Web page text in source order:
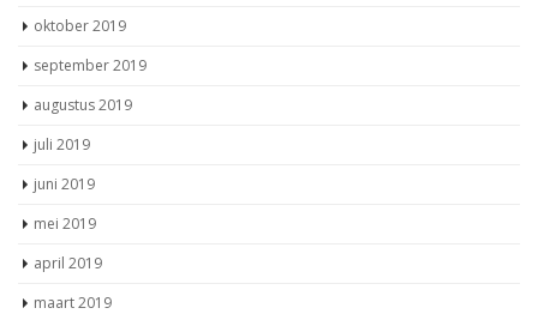
oktober 2019
september 2019
augustus 2019
juli 2019
juni 2019
mei 2019
april 2019
maart 2019